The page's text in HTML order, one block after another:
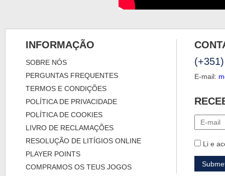
INFORMAÇÃO
SOBRE NÓS
PERGUNTAS FREQUENTES
TERMOS E CONDIÇÕES
POLÍTICA DE PRIVACIDADE
POLÍTICA DE COOKIES
LIVRO DE RECLAMAÇÕES
RESOLUÇÃO DE LITÍGIOS ONLINE
PLAYER POINTS
COMPRAMOS OS TEUS JOGOS
E-mail:
Li e